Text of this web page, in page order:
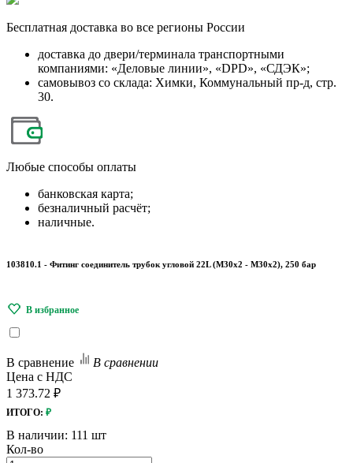
Бесплатная доставка во все регионы России
доставка до двери/терминала транспортными
компаниями: «Деловые линии», «DPD», «СДЭК»;
самовывоз со склада: Химки, Коммунальный пр-д, стр.
30.
Любые способы оплаты
банковская карта;
безналичный расчёт;
наличные.
103810.1 - Фитинг соединитель трубок угловой 22L (М30х2 - М30х2), 250 бар
В сравнение
В сравнении
Цена с НДС
1 373.72 ₽
ИТОГО: ₽
В наличии: 111 шт
Кол-во